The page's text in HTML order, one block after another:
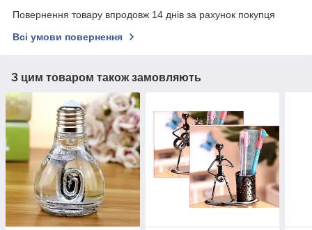
Повернення товару впродовж 14 днів за рахунок покупця
Всі умови повернення
З цим товаром також замовляють